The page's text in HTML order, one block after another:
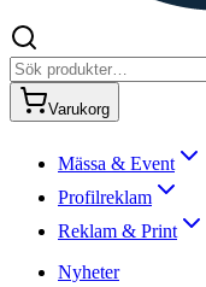
Varukorg
Mässa & Event
Profilreklam
Reklam & Print
Nyheter